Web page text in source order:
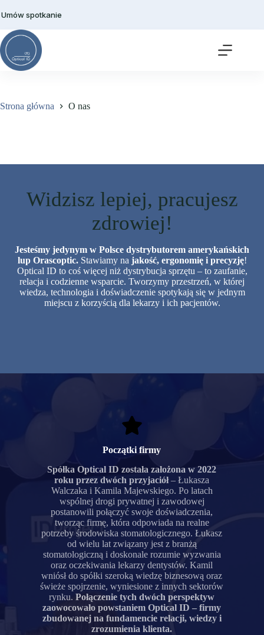
do
Umów spotkanie
Strona główna
O nas
Widzisz lepiej, pracujesz
zdrowiej!
Jesteśmy jedynym w Polsce dystrybutorem amerykańskich
lup Orascoptic.Stawiamy na jakość, ergonomię i precyzję!
Optical ID to coś więcej niż dystrybucja sprzętu – to zaufanie,
relacja i codzienne wsparcie. Tworzymy przestrzeń, w której
wiedza, technologia i doświadczenie spotykają się w jednym
miejscu z korzyścią dla lekarzy i ich pacjentów.
Początki firmy
Spółka Optical ID została założona w 2022
roku przez dwóch przyjaciół– Łukasza
Walczaka i Kamila Majewskiego. Po latach
wspólnej drogi prywatnej i zawodowej
postanowili połączyć swoje doświadczenia,
tworząc firmę, która odpowiada na realne
potrzeby środowiska stomatologicznego. Łukasz
od wielu lat związany jest z branżą
stomatologiczną i doskonale rozumie wyzwania
oraz oczekiwania lekarzy dentystów. Kamil
wniósł do spółki szeroką wiedzę biznesową oraz
świeże spojrzenie, wyniesione z innych sektorów
rynku.Połączenie tych dwóch perspektyw
zaowocowało powstaniem Optical ID – firmy
zbudowanej na fundamencie relacji, wiedzy i
zrozumienia klienta.